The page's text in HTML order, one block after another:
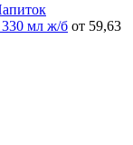
330 мл ж/б от 59,63